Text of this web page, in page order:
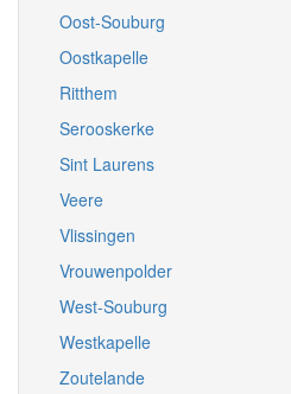
Oost-Souburg
Oostkapelle
Ritthem
Serooskerke
Sint Laurens
Veere
Vlissingen
Vrouwenpolder
West-Souburg
Westkapelle
Zoutelande